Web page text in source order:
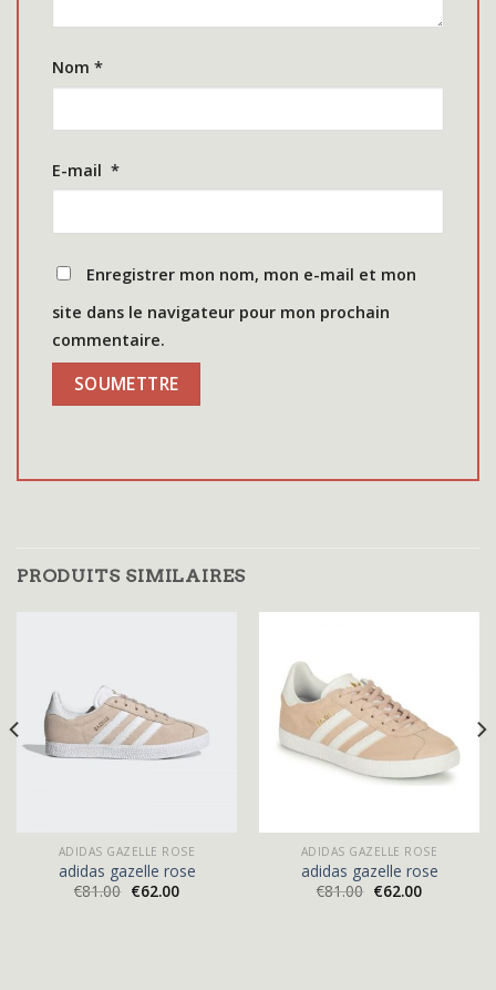
Nom *
E-mail *
Enregistrer mon nom, mon e-mail et mon
site dans le navigateur pour mon prochain
commentaire.
PRODUITS SIMILAIRES
ADIDAS GAZELLE ROSE
adidas gazelle rose
€81.00 €62.00
ADIDAS GAZELLE ROSE
adidas gazelle rose
€81.00 €62.00